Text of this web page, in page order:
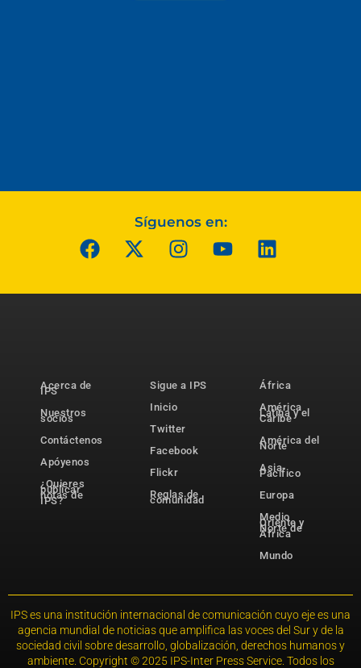
Síguenos en:
Acerca de
IPS
Nuestros
socios
Contáctenos
Apóyenos
¿Quieres
publicar
notas de
IPS?
Sigue a IPS
Inicio
Twitter
Facebook
Flickr
Reglas de
comunidad
África
América
Latina y el
Caribe
América del
Norte
Asia-
Pacífico
Europa
Medio
Oriente y
Norte de
África
Mundo
IPS es una institución internacional de comunicación cuyo eje es una
agencia mundial de noticias que amplifica las voces del Sur y de la
sociedad civil sobre desarrollo, globalización, derechos humanos y
ambiente. Copyright © 2025 IPS-Inter Press Service. Todos los